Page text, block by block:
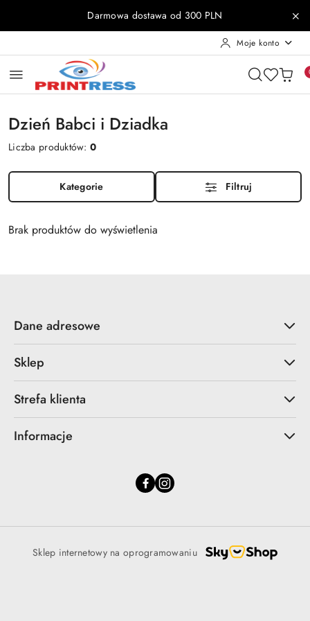
Przejdź do treści głównej
Przejdź do wyszukiwarki
Przejdź do moje konto
Przejdź do menu głównego
Przejdź do stopkiDarmowa dostawa od 300 PLN
Moje konto
Dzień Babci i Dziadka
Liczba produktów:0
Kategorie Filtruj
Brak produktów do wyświetlenia
Dane adresowe
Sklep
Strefa klienta
Informacje
Sklep internetowy na oprogramowaniu